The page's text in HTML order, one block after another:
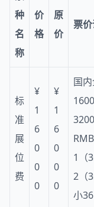
种
名
称
价
格
原
价
票
标
准
展
位
费
¥
1
6
0
0
0
¥
1
6
0
0
0
国
1（
2（
小